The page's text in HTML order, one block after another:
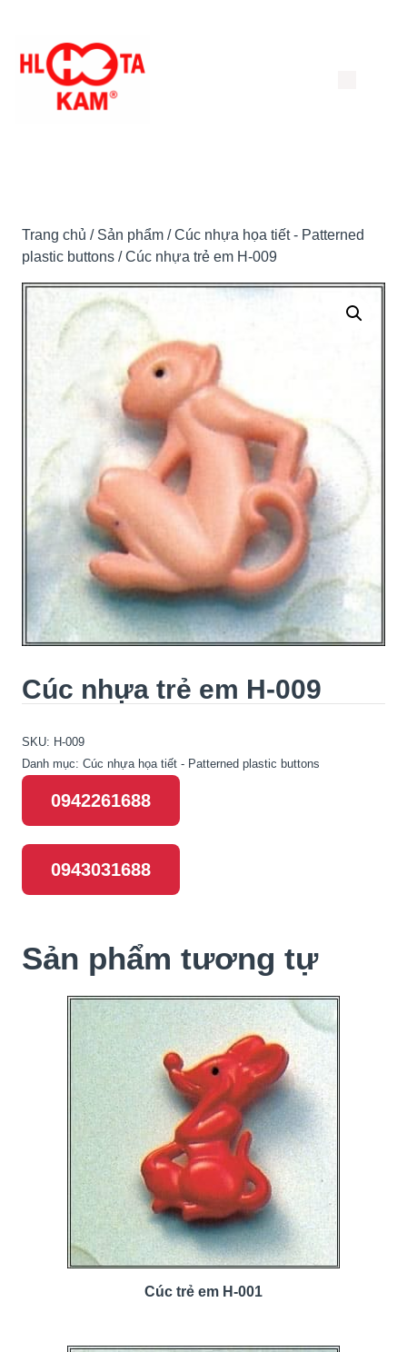
đến
Trang chủ / Sản phẩm /Cúc nhựa họa tiết - Patterned
plastic buttons / Cúc nhựa trẻ em H-009
Cúc nhựa trẻ em H-009
SKU: H-009
Danh mục: Cúc nhựa họa tiết - Patterned plastic buttons
0942261688
0943031688
Sản phẩm tương tự
Cúc trẻ em H-001